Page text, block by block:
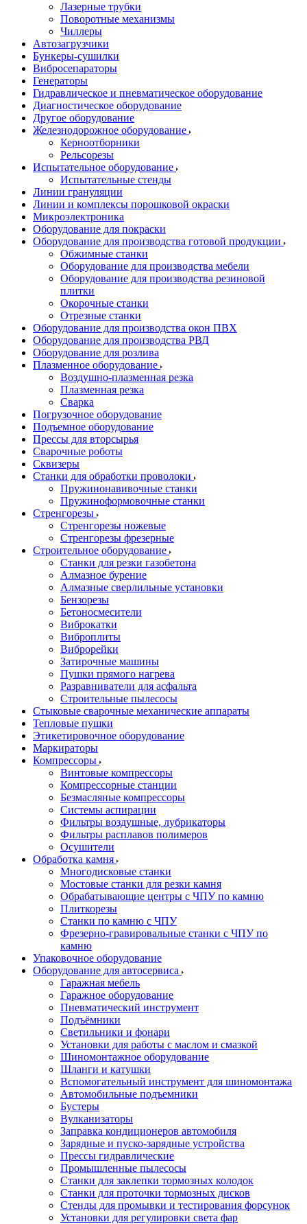
Лазерные трубки
Поворотные механизмы
Чиллеры
Автозагрузчики
Бункеры-сушилки
Вибросепараторы
Генераторы
Гидравлическое и пневматическое оборудование
Диагностическое оборудование
Другое оборудование
Железнодорожное оборудование
Керноотборники
Рельсорезы
Испытательное оборудование
Испытательные стенды
Линии грануляции
Линии и комплексы порошковой окраски
Микроэлектроника
Оборудование для покраски
Оборудование для производства готовой продукции
Обжимные станки
Оборудование для производства мебели
Оборудование для производства резиновой
плитки
Окорочные станки
Отрезные станки
Оборудование для производства окон ПВХ
Оборудование для производства РВД
Оборудование для розлива
Плазменное оборудование
Воздушно-плазменная резка
Плазменная резка
Сварка
Погрузочное оборудование
Подъемное оборудование
Прессы для вторсырья
Сварочные роботы
Сквизеры
Станки для обработки проволоки
Пружинонавивочные станки
Пружиноформовочные станки
Стренгорезы
Стренгорезы ножевые
Стренгорезы фрезерные
Строительное оборудование
Станки для резки газобетона
Алмазное бурение
Алмазные сверлильные установки
Бензорезы
Бетоносмесители
Виброкатки
Виброплиты
Виброрейки
Затирочные машины
Пушки прямого нагрева
Разравниватели для асфальта
Строительные пылесосы
Стыковые сварочные механические аппараты
Тепловые пушки
Этикетировочное оборудование
Маркираторы
Компрессоры
Винтовые компрессоры
Компрессорные станции
Безмасляные компрессоры
Системы аспирации
Фильтры воздушные, лубрикаторы
Фильтры расплавов полимеров
Осушители
Обработка камня
Многодисковые станки
Мостовые станки для резки камня
Обрабатывающие центры с ЧПУ по камню
Плиткорезы
Станки по камню с ЧПУ
Фрезерно-гравировальные станки с ЧПУ по
камню
Упаковочное оборудование
Оборудование для автосервиса
Гаражная мебель
Гаражное оборудование
Пневматический инструмент
Подъёмники
Светильники и фонари
Установки для работы с маслом и смазкой
Шиномонтажное оборудование
Шланги и катушки
Вспомогательный инструмент для шиномонтажа
Автомобильные подъемники
Бустеры
Вулканизаторы
Заправка кондиционеров автомобиля
Зарядные и пуско-зарядные устройства
Прессы гидравлические
Промышленные пылесосы
Станки для заклепки тормозных колодок
Станки для проточки тормозных дисков
Стенды для промывки и тестирования форсунок
Установки для регулировки света фар